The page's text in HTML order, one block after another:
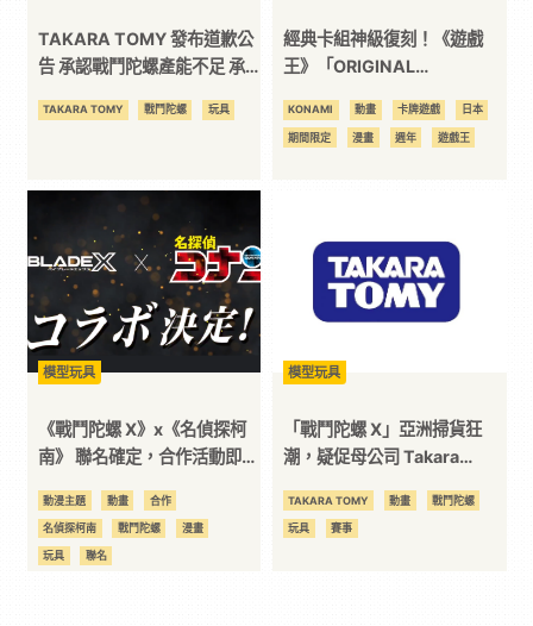
台TAKARA TOMY 發布道歉公
告 承認戰鬥陀螺產能不足 承
TAKARA TOMY 戰鬥陀螺 玩具
經典卡組神級復刻！《遊戲
王》「ORIGINAL
本 2026 年 10 月下旬限定發
售
KONAMI 動畫 卡牌遊戲 日本
期間限定 漫畫 週年 遊戲王
模型玩具
《戰鬥陀螺 X》x《名偵探柯
南》 聯名確定，合作活動即將
越烈
動漫主題 動畫 合作
名偵探柯南 戰鬥陀螺 漫畫
玩具 聯名
模型玩具
「戰鬥陀螺 X」亞洲掃貨狂
潮，疑促母公司 Takara
TAKARA TOMY 動畫 戰鬥陀螺
玩具 賽事